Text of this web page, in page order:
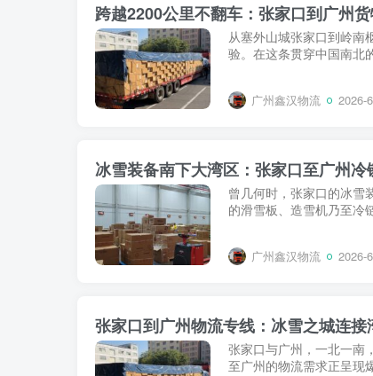
跨越2200公里不翻车：张家口到广州
从塞外山城张家口到岭南
验。在这条贯穿中国南北
广州鑫汉物流 2026-
冰雪装备南下大湾区：张家口至广州
曾几何时，张家口的冰雪
的滑雪板、造雪机乃至冷
广州鑫汉物流 2026-
张家口到广州物流专线：冰雪之城连
张家口与广州，一北一南
至广州的物流需求正呈现